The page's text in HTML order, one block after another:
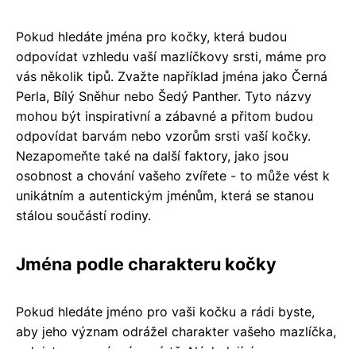
Pokud hledáte jména pro kočky, která budou
odpovídat vzhledu vaší mazlíčkovy srsti, máme pro
vás několik tipů. Zvažte například jména jako Černá
Perla, Bílý Sněhur nebo Šedý Panther. Tyto názvy
mohou být inspirativní a zábavné a přitom budou
odpovídat barvám nebo vzorům srsti vaší kočky.
Nezapomeňte také na další faktory, jako jsou
osobnost a chování vašeho zvířete - to může vést k
unikátním a autentickým jménům, která se stanou
stálou součástí rodiny.
Jména podle charakteru kočky
Pokud hledáte jméno pro vaši kočku a rádi byste,
aby jeho význam odrážel charakter vašeho mazlíčka,